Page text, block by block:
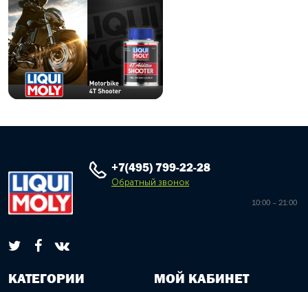
+7(495) 799-22-28
Обратный звонок
10:00 – 21:00
КАТЕГОРИИ МОЙ КАБИНЕТ